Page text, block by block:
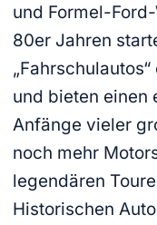
und Formel-
80er Jahren
und bieten einen
Anfänge vieler
noch mehr
legendären
Historischen